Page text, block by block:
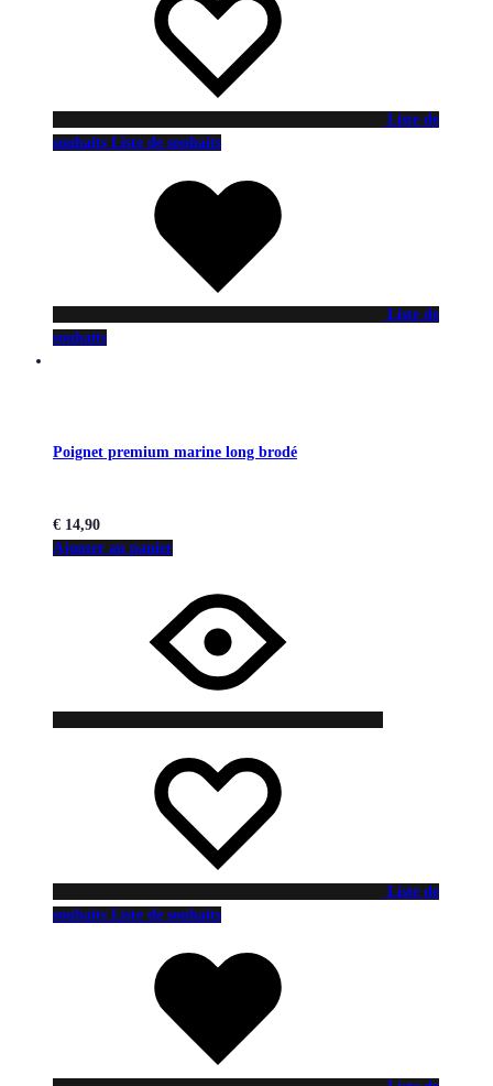
Liste de
souhaits Liste de souhaits
Liste de
souhaits
Poignet premium marine long brodé
€ 14,90
Ajouter au panier
Liste de
souhaits Liste de souhaits